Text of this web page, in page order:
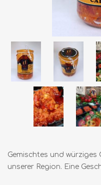
Gemischtes und würziges
unserer Region. Eine